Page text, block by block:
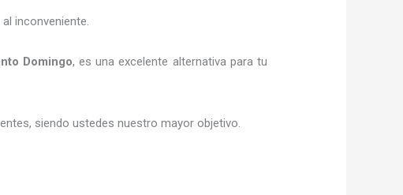
inconveniente.
Domingo, es una excelente alternativa para tu
siendo ustedes nuestro mayor objetivo.